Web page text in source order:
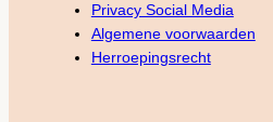
Privacy Social Media
Algemene voorwaarden
Herroepingsrecht